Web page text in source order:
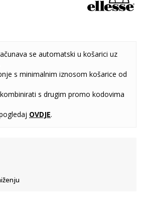
se automatski u košarici uz
s minimalnim iznosom košarice od
s drugim promo kodovima
OVDJE.